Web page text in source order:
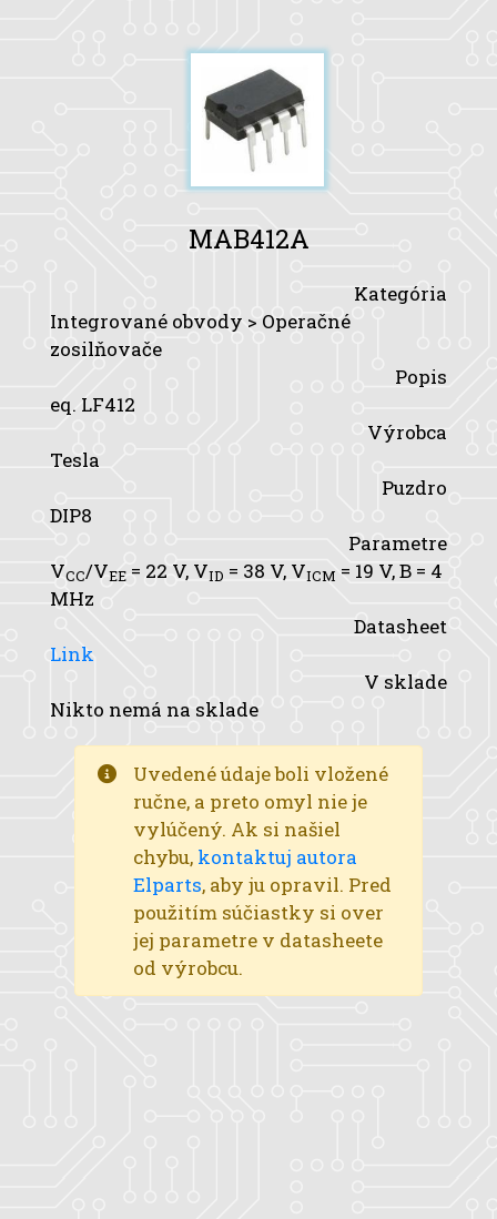
MAB412A
Kategória
Integrované obvody > Operačné
zosilňovače
Popis
eq. LF412
Výrobca
Tesla
Puzdro
DIP8
Parametre
VCC/VEE = 22 V, VID = 38 V, VICM = 19 V,B = 4
MHz
Datasheet
Link
V sklade
Nikto nemá na sklade
Uvedené údaje boli vložené
ručne, a preto omyl nie je
vylúčený. Ak si našiel
chybu, kontaktuj autora
Elparts, aby ju opravil. Pred
použitím súčiastky si over
jej parametre v datasheete
od výrobcu.